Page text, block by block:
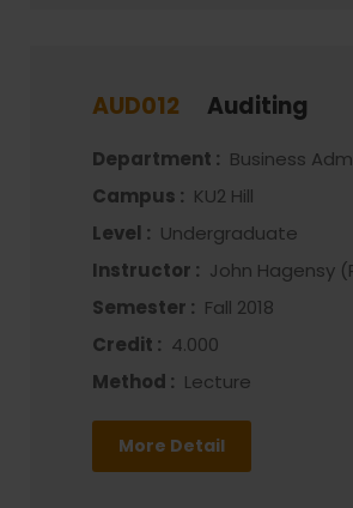
AUD012 Auditing
Department : Business
Campus : KU2 Hill
Level : Undergraduate
Instructor : John Hagensy
Semester : Fall 2018
Credit : 4.000
Method : Lecture
More Detail